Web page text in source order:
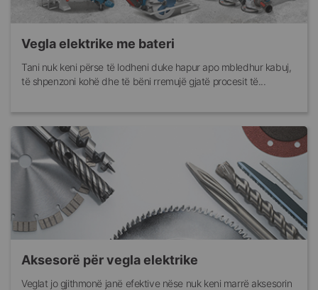
Vegla elektrike me bateri
Tani nuk keni përse të lodheni duke hapur apo mbledhur kabuj,
të shpenzoni kohë dhe të bëni rremujë gjatë procesit të...
Aksesorë për vegla elektrike
Veglat jo gjithmonë janë efektive nëse nuk keni marrë aksesorin